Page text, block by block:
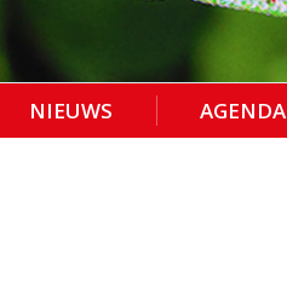
NIEUWS AGENDA